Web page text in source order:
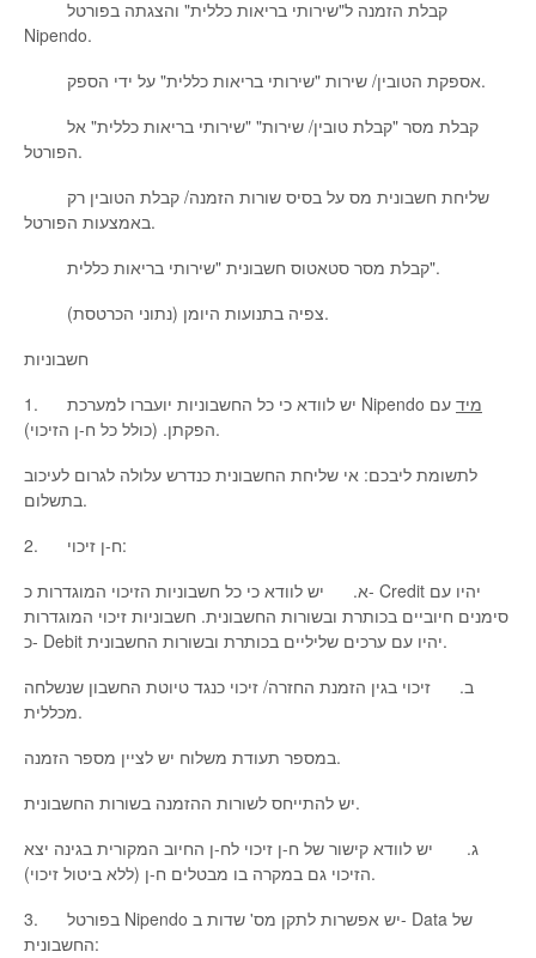
Nipendo.
אספקת הטובין/ שירות "שירותי בריאות כללית" על ידי הספק.
הפורטל.
באמצעות הפורטל.
קבלת מסר סטאטוס חשבונית "שירותי בריאות כללית".
צפיה בתנועות היומן (נתוני הכרטסת).
חשבוניות
1. יש לוודא כי כל החשבוניות יועברו למערכת Nipendo
מיד עם
הפקתן. (כולל כל ח-ן הזיכוי).
לתשומת ליבכם: אי שליחת החשבונית כנדרש עלולה לגרום לעיכוב
בתשלום.
2. ח-ן זיכוי:
א. יש לוודא כי כל חשבוניות הזיכוי המוגדרות כ- Credit יהיו עם
סימנים חיוביים בכותרת ובשורות החשבונית. חשבוניות זיכוי המוגדרות
כ- Debit יהיו עם ערכים שליליים בכותרת ובשורות החשבונית.
ב. זיכוי בגין הזמנת החזרה/ זיכוי כנגד טיוטת החשבון שנשלחה
מכללית.
במספר תעודת משלוח יש לציין מספר הזמנה.
יש להתייחס לשורות ההזמנה בשורות החשבונית.
ג. יש לוודא קישור של ח-ן זיכוי לח-ן החיוב המקורית בגינה יצא
הזיכוי גם במקרה בו מבטלים ח-ן (ללא ביטול זיכוי).
3. בפורטל Nipendo יש אפשרות לתקן מס' שדות ב- Data של
החשבונית: